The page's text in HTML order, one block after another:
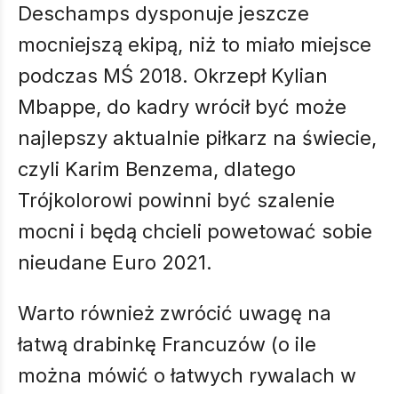
Deschamps dysponuje jeszcze
mocniejszą ekipą, niż to miało miejsce
podczas MŚ 2018. Okrzepł Kylian
Mbappe, do kadry wrócił być może
najlepszy aktualnie piłkarz na świecie,
czyli Karim Benzema, dlatego
Trójkolorowi powinni być szalenie
mocni i będą chcieli powetować sobie
nieudane Euro 2021.
Warto również zwrócić uwagę na
łatwą drabinkę Francuzów (o ile
można mówić o łatwych rywalach w